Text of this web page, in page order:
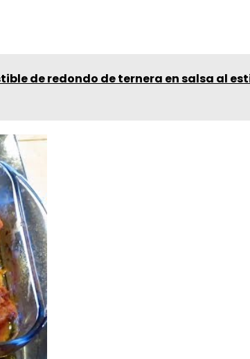
de redondo de ternera en salsa al